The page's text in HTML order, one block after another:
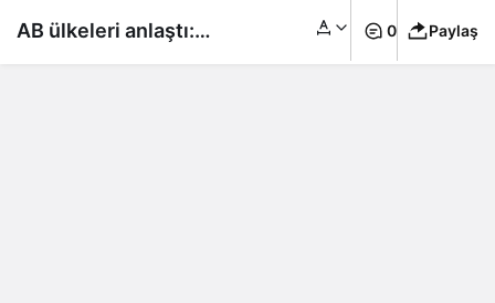
AB ülkeleri anlaştı: 0 Paylaş